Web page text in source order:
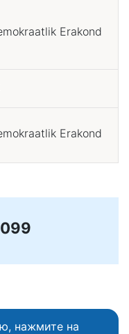
Erakond
Erakond
нажмите на